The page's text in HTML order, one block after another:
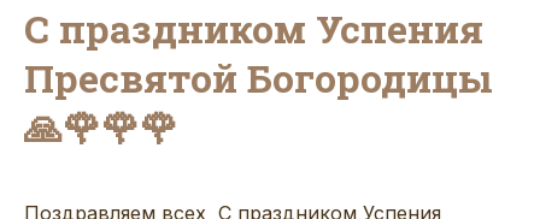
С праздником Успения
Пресвятой Богородицы
🙏🌹🌹🌹
Поздравляем всех С праздником Успения